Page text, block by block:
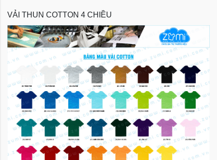
VẢI THUN COTTON 4 CHIỀU